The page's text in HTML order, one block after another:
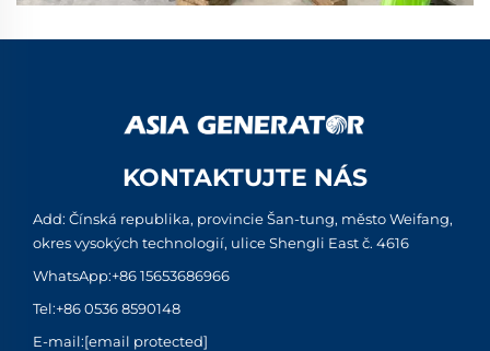
KONTAKTUJTE NÁS
Add: Čínská republika, provincie Šan-tung, město Weifang,
okres vysokých technologií, ulice Shengli East č. 4616
WhatsApp:+86 15653686966
Tel:+86 0536 8590148
E-mail:[email protected]